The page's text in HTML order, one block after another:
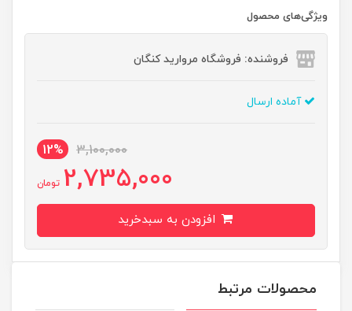
ویژگی‌های محصول
فروشنده: فروشگاه مروارید کنگان
آماده ارسال
3,100,000
12%
2,735,000 تومان
محصولات مرتبط